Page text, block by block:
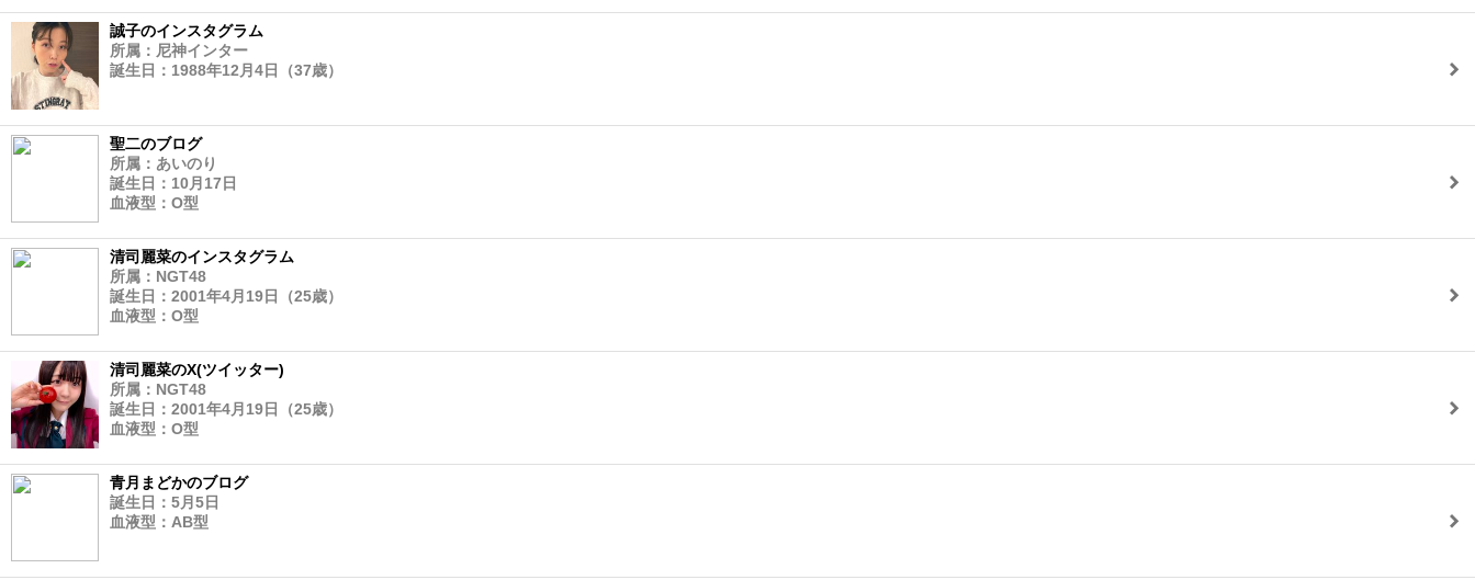
誠子のインスタグラム
所属：尼神インター
誕生日：1988年12月4日（37歳）
聖二のブログ
所属：あいのり
誕生日：10月17日
血液型：O型
清司麗菜のインスタグラム
所属：NGT48
誕生日：2001年4月19日（25歳）
血液型：O型
清司麗菜のX(ツイッター)
所属：NGT48
誕生日：2001年4月19日（25歳）
血液型：O型
青月まどかのブログ
誕生日：5月5日
血液型：AB型